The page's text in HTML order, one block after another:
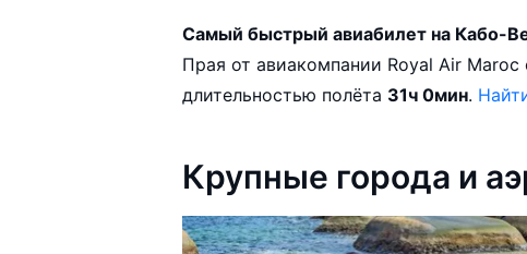
Самый быстрый авиабилет на Кабо-
Прая от авиакомпании Royal Air Maroc с ближайшим вылетом 12.08.2026 и
длительностью полёта 31ч 0мин.
Крупные города и